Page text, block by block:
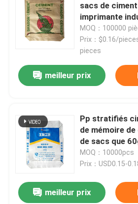
sacs de
imprimante
MOQ：100000
Prix：$0.16/
pieces
meilleur prix
Pp stratifiés
de mémoire
de sacs que
aux besoins du
de haute
MOQ：10000pcs
Prix：USD0.15-
meilleur prix